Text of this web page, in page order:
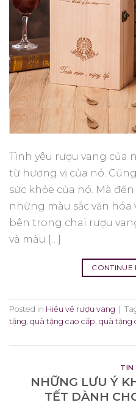
Tình yêu rượu vang của
từ hương vị của nó.
sức khỏe của nó. Mà
những màu sắc văn
bên trong chai rượu
và màu […]
CONTINUE
Posted in Hiểu về rượu vang
tặng, quà tặng cao cấp, quà tặng
TIN
NHỮNG LƯU Ý
TẾT DÀNH